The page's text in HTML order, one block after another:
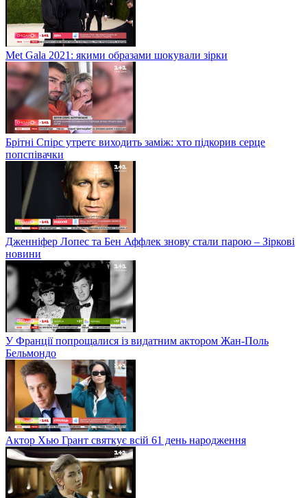
Met Gala 2021: якими образами шокували зірки
Брітні Спірс утретє виходить заміж: хто підкорив серце
попспівачки
Дженніфер Лопес та Бен Аффлек знову стали парою – Зіркові
новини
У Франції попрощалися із видатним актором Жан-Поль
Бельмондо
Актор Хью Грант святкує всій 61 день народження